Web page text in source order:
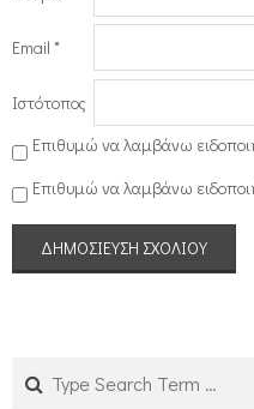
Email *
Ιστότοπος
Επιθυμώ να λαμβάνω
Επιθυμώ να λαμβάνω
Search